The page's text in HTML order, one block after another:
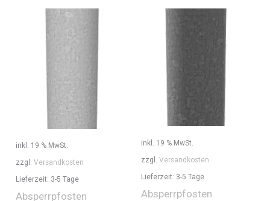
inkl. 19 % MwSt.
zzgl.Versandkosten
Lieferzeit: 3-5 Tage
Absperrpfosten
inkl. 19 % MwSt.
zzgl. Versandkosten
Lieferzeit: 3-5 Tage
Absperrpfosten